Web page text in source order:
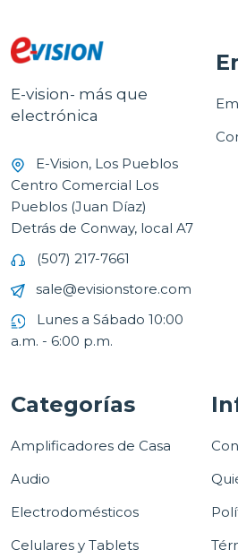
E-vision- más que
electrónica
E-Vision, Los Pueblos
Centro Comercial Los
Pueblos (Juan Díaz)
Detrás de Conway, local A7
(507) 217-7661
sale@evisionstore.com
Lunes a Sábado 10:00
a.m. - 6:00 p.m.
Categorías
Amplificadores de Casa
Audio
Electrodomésticos
Celulares y Tablets